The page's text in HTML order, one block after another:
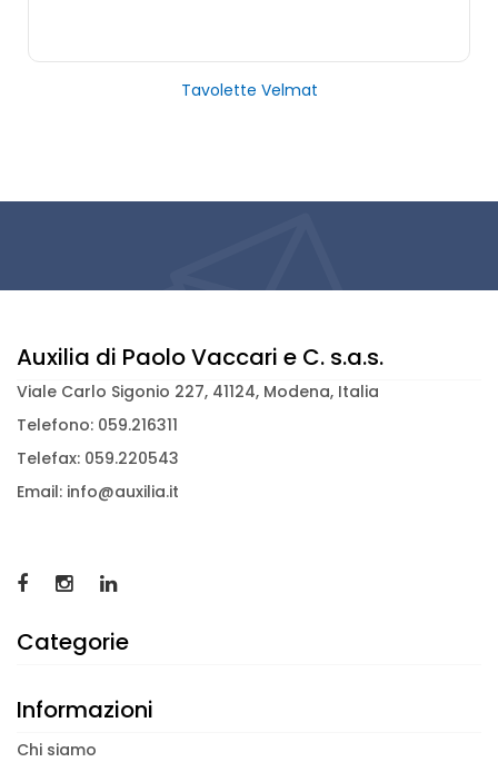
Tavolette Velmat
Auxilia di Paolo Vaccari e C. s.a.s.
Viale Carlo Sigonio 227, 41124, Modena, Italia
Telefono: 059.216311
Telefax: 059.220543
Email: info@auxilia.it
Categorie
Informazioni
Chi siamo